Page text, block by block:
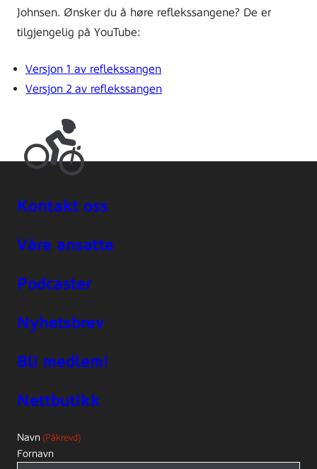
Johnsen. Ønsker du å høre reflekssangene? De er
tilgjengelig på YouTube:
Versjon 1 av reflekssangen
Versjon 2 av reflekssangen
Kontakt oss
Våre ansatte
Podcaster
Nyhetsbrev
Bli medlem!
Nettbutikk
Navn (Påkrevd)
Fornavn